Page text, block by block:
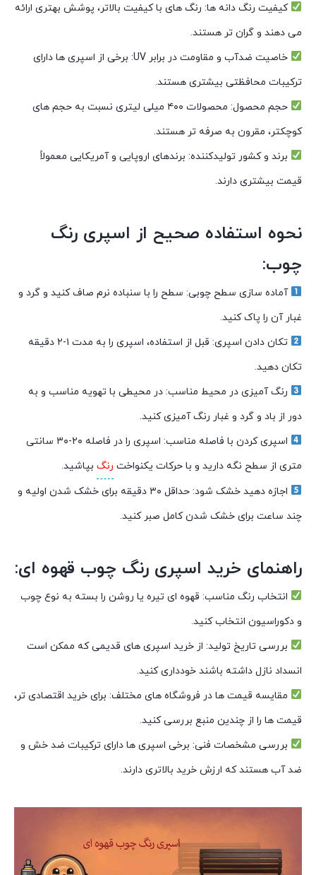
کیفیت رنگ دانه ها: رنگ های با کیفیت بالاتر، پوشش بهتری ارائه
می دهند و گران تر هستند.
خاصیت ضدآب و مقاومت در برابر UV: برخی از اسپری ها دارای
ترکیبات محافظتی بیشتری هستند.
حجم محصول: محصولات ۴۰۰ میلی لیتری نسبت به حجم های
کوچکتر، مقرون به صرفه تر هستند.
برند و کشور تولیدکننده: برندهای اروپایی و آمریکایی معمولاً
قیمت بیشتری دارند.
نحوه استفاده صحیح از اسپری رنگ
چوب:
آماده سازی سطح چوبی: سطح را با سنباده نرم صاف کنید و گرد و
غبار آن را پاک کنید.
تکان دادن اسپری: قبل از استفاده، اسپری را به مدت ۱-۲ دقیقه
تکان دهید.
رنگ آمیزی در محیط مناسب: در محیطی با تهویه مناسب و به
دور از باد و گرد و غبار رنگ آمیزی کنید.
اسپری کردن با فاصله مناسب: اسپری را در فاصله ۲۰-۳۰ سانتی
متری از سطح نگه دارید و با حرکات یکنواخت رنگ بپاشید.
اجازه دهید خشک شود: حداقل ۳۰ دقیقه برای خشک شدن اولیه و
چند ساعت برای خشک شدن کامل صبر کنید.
راهنمای خرید اسپری رنگ چوب قهوه ای:
انتخاب رنگ مناسب: قهوه ای تیره یا روشن را بسته به نوع چوب
و دکوراسیون انتخاب کنید.
بررسی تاریخ تولید: از خرید اسپری های قدیمی که ممکن است
انسداد نازل داشته باشند خودداری کنید.
مقایسه قیمت ها در فروشگاه های مختلف: برای خرید اقتصادی تر،
قیمت ها را از چندین منبع بررسی کنید.
بررسی مشخصات فنی: برخی اسپری ها دارای ترکیبات ضد خش و
ضد آب هستند که ارزش خرید بالاتری دارند.